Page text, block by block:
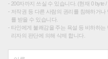
200자까지 쓰실 수 있습니다. (현재 0 byte /
저작권 등 다른 사람의 권리를 침해하거
를 받을 수 있습니다.
타인에게 불쾌감을 주는 욕설 등 비하하
리자의 판단에 의해 삭제 합니다.